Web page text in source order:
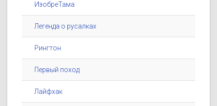
ИзобреТама
Легенда о русалках
Рингтон
Первый поход
Лайфхак